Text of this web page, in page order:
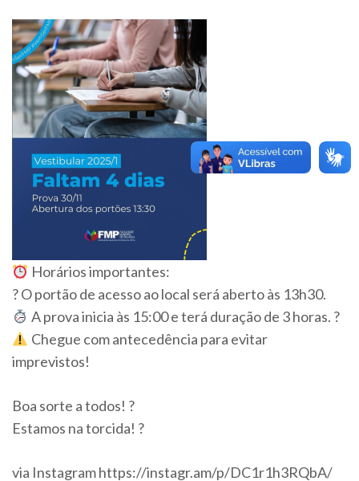
Horários importantes:
? O portão de acesso ao local será aberto às 13h30.
A prova inicia às 15:00 e terá duração de 3 horas. ?
Chegue com antecedência para evitar
imprevistos!
Boa sorte a todos! ?
Estamos na torcida! ?
via Instagram https://instagr.am/p/DC1r1h3RQbA/